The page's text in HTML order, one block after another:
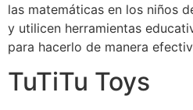
las matemáticas en los niños
y utilicen herramientas
para hacerlo de manera
TuTiTu Toys